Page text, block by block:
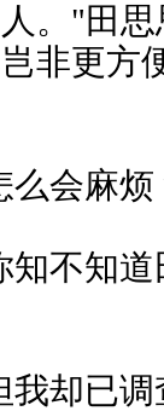
。"田
非更方
会麻烦
不知道
却已调